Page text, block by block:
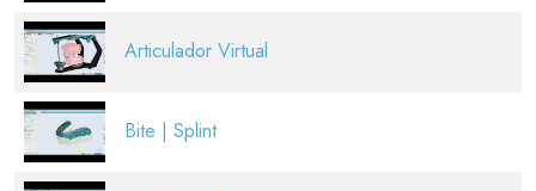
Articulador Virtual
Bite | Splint